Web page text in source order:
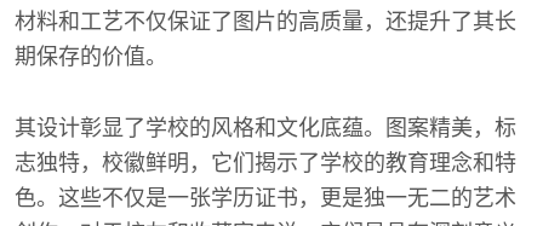
材料和工艺不仅保证了图片的高质量，还提升了其长
期保存的价值。
其设计彰显了学校的风格和文化底蕴。图案精美，标
志独特，校徽鲜明，它们揭示了学校的教育理念和特
色。这些不仅是一张学历证书，更是独一无二的艺术